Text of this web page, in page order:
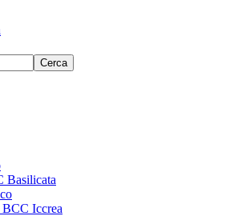
Cerca
Basilicata
Iccrea